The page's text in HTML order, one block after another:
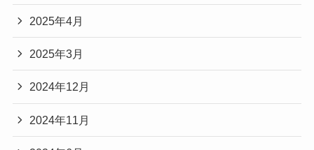
2025年4月
2025年3月
2024年12月
2024年11月